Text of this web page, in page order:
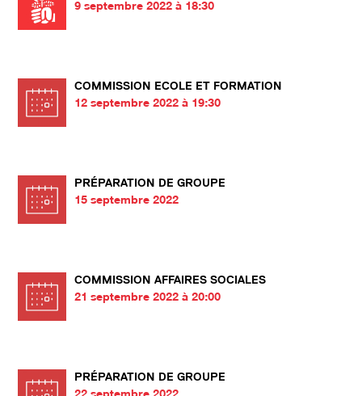
9 septembre 2022 à 18:30
COMMISSION ECOLE ET FORMATION
12 septembre 2022 à 19:30
PRÉPARATION DE GROUPE
15 septembre 2022
COMMISSION AFFAIRES SOCIALES
21 septembre 2022 à 20:00
PRÉPARATION DE GROUPE
22 septembre 2022